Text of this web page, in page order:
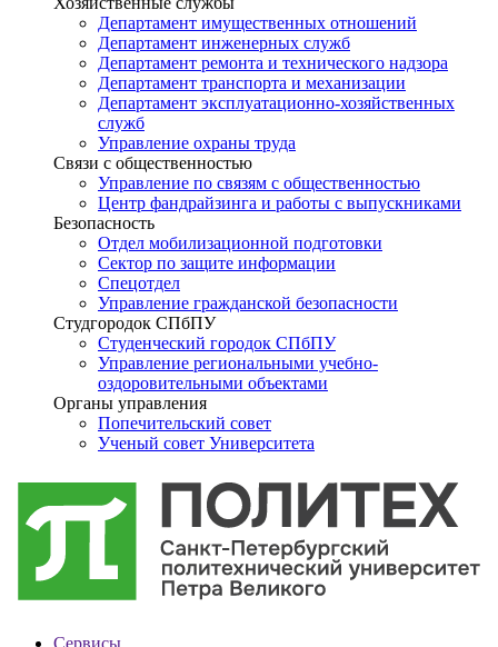
Департамент имущественных отношений
Департамент инженерных служб
Департамент ремонта и технического надзора
Департамент транспорта и механизации
Департамент эксплуатационно-хозяйственных
служб
Управление охраны труда
Связи с общественностью
Управление по связям с общественностью
Центр фандрайзинга и работы с выпускниками
Безопасность
Отдел мобилизационной подготовки
Сектор по защите информации
Спецотдел
Управление гражданской безопасности
Студгородок СПбПУ
Студенческий городок СПбПУ
Управление региональными учебно-
оздоровительными объектами
Органы управления
Попечительский совет
Ученый совет Университета
Сервисы